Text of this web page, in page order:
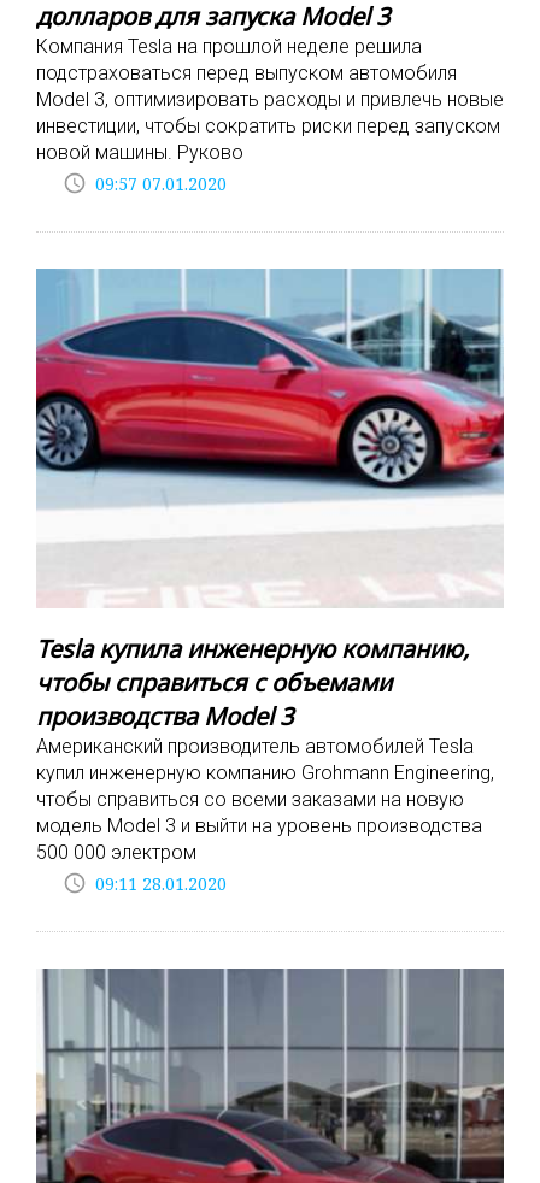
долларов для запуска Model 3
Компания Tesla на прошлой неделе решила
подстраховаться перед выпуском автомобиля
Model 3, оптимизировать расходы и привлечь новые
инвестиции, чтобы сократить риски перед запуском
новой машины. Руково
access_time 09:57 07.01.2020
Tesla купила инженерную компанию,
чтобы справиться с объемами
производства Model 3
Американский производитель автомобилей Tesla
купил инженерную компанию Grohmann Engineering,
чтобы справиться со всеми заказами на новую
модель Model 3 и выйти на уровень производства
500 000 электром
access_time 09:11 28.01.2020